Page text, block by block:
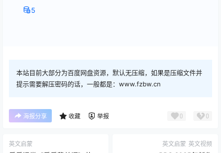
5
本站目前大部分为百度网盘资源，默认无压缩，如果是压缩文件并
提示需要解压密码的话，一般都是：www.fzbw.cn
海报分享 收藏 举报 0 0
英文启蒙 英文启蒙 英文视频